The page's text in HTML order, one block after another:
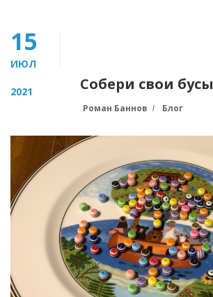
15
ИЮЛ
2021 Собери свои бусы
Роман Баннов Блог